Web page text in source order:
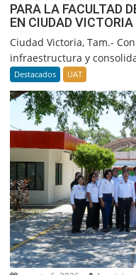
PARA LA FACULTAD
EN CIUDAD VICTORIA
Ciudad Victoria, Tam.-
infraestructura y
Destacados UAT